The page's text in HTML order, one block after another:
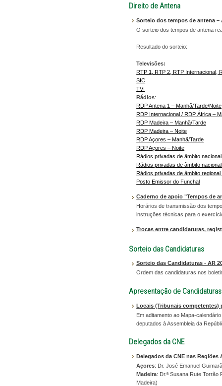
Direito de Antena
Sorteio dos tempos de antena –
O sorteio dos tempos de antena
Resultado do sorteio:
Televisões:
RTP 1, RTP 2, RTP Internacional,
SIC
TVI
Rádios:
RDP Antena 1 – Manhã/Tarde/Noite
RDP Internacional / RDP África –
RDP Madeira – Manhã/Tarde
RDP Madeira – Noite
RDP Açores – Manhã/Tarde
RDP Açores – Noite
Rádios privadas de âmbito
Rádios privadas de âmbito
Rádios privadas de âmbito
Posto Emissor do Funchal
Caderno de apoio "Tempos de
Horários de transmissão dos
instruções técnicas para o
Trocas entre candidaturas,
Sorteio das Candidaturas
Sorteio das Candidaturas - AR
Ordem das candidaturas nos
Apresentação de Candidaturas
Locais (Tribunais competentes)
Em aditamento ao Mapa-
deputados à Assembleia da
Delegados da CNE
Delegados da CNE nas Regiões
Açores: Dr. José Emanuel
Madeira: Dr.ª Susana Rute
Madeira)